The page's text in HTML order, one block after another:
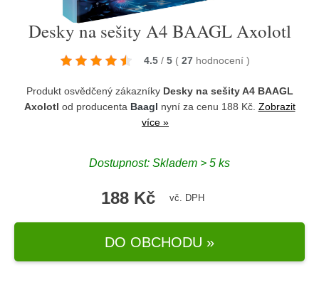
Desky na sešity A4 BAAGL Axolotl
4.5 / 5 ( 27 hodnocení )
Produkt osvědčený zákazníky Desky na sešity A4 BAAGL
Axolotl od producenta Baagl nyní za cenu 188 Kč. Zobrazit
více »
Dostupnost: Skladem > 5 ks
188 Kč vč. DPH
DO OBCHODU »